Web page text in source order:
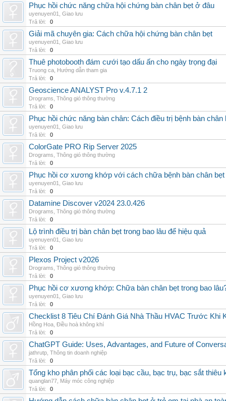
Phục hồi chức năng chữa hội chứng bàn chân bẹt ở đâu
uyenuyen01
Giao lưu
Trả lời:
0
Giải mã chuyên gia: Cách chữa hội chứng bàn chân bẹt
uyenuyen01
Giao lưu
Trả lời:
0
Thuê photobooth đám cưới tạo dấu ấn cho ngày trọng đại
Truong ca Hướng dẫn tham gia
Trả lời:
0
Geoscience ANALYST Pro v.4.7.1 2
Drograms Thông gió thông thường
Trả lời:
0
Phục hồi chức năng bàn chân: Cách điều trị bệnh bàn chân
uyenuyen01
Giao lưu
Trả lời:
0
ColorGate PRO Rip Server 2025
Drograms Thông gió thông thường
Trả lời:
0
Phục hồi cơ xương khớp với cách chữa bệnh bàn chân bẹt
uyenuyen01
Giao lưu
Trả lời:
0
Datamine Discover v2024 23.0.426
Drograms Thông gió thông thường
Trả lời:
0
Lộ trình điều trị bàn chân bẹt trong bao lâu để hiệu quả
uyenuyen01
Giao lưu
Trả lời:
0
Plexos Project v2026
Drograms Thông gió thông thường
Trả lời:
0
Phục hồi cơ xương khớp: Chữa bàn chân bẹt trong bao
uyenuyen01
Giao lưu
Trả lời:
0
Checklist 8 Tiêu Chí Đánh Giá Nhà Thầu HVAC Trước Khi
Hồng Hoa Điều hoà không khí
Trả lời:
0
ChatGPT Guide: Uses, Advantages, and Future of
jathrutp Thông tin doanh nghiệp
Trả lời:
0
Tổng kho phân phối các loại bạc cầu, bạc trụ, bạc sắt thiêu
quanglan77 Máy móc công nghiệp
Trả lời:
0